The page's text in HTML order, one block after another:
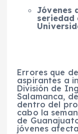
Jóvenes
seriedad
Errores que
aspirantes a
División de
Salamanca,
dentro del
cabo la
de
jóvenes